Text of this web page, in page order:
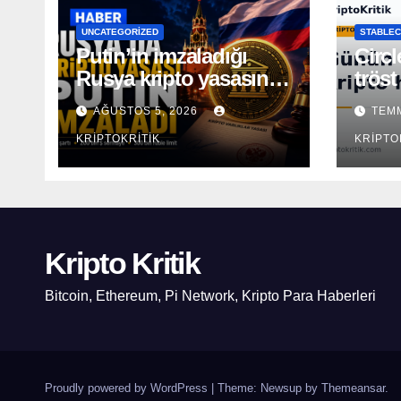
UNCATEGORIZED
Putin’in imzaladığı
Rusya kripto yasasının
kapsamı açıklandı
AĞUSTOS 5, 2026
KRIPTOKRITIK
tröst
Kripto Kritik
Bitcoin, Ethereum, Pi Network, Kripto Para Haberleri
Proudly powered by WordPress | Theme: Newsup by Themeansar.